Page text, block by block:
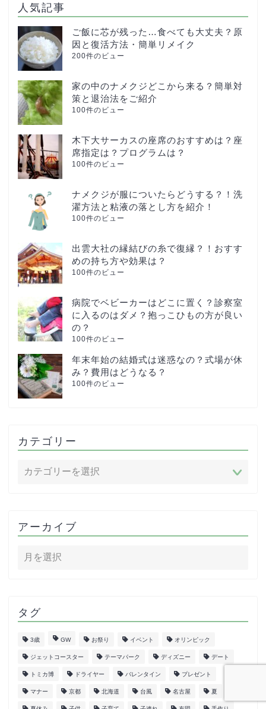
人気記事
ご飯に芯が残った…食べても大丈夫？原
因と復活方法・簡単リメイク
200件のビュー
家の中のナメクジどこから来る？簡単対
策と退治法をご紹介
100件のビュー
木下大サーカスの座席のおすすめは？座
席指定は？プログラムは？
100件のビュー
ナメクジが服についたらどうする？！洗
濯方法と粘液の落とし方を紹介！
100件のビュー
出雲大社の縁結びの糸で復縁？！おすす
めの持ち方や効果は？
100件のビュー
病院でベビーカーはどこに置く？診察室
に入るのはダメ？抱っこひもの方が良い
の？
100件のビュー
年末年始の結婚式は迷惑なの？式場が休
み？費用はどうなる？
100件のビュー
カテゴリー
アーカイブ
タグ
3歳 GW お祭り イベント オリンピック
ジェットコースター テーマパーク ディズニー デート
トミカ博 ドライヤー バレンタイン プレゼント
マナー 京都 北海道 台風 名古屋 夏